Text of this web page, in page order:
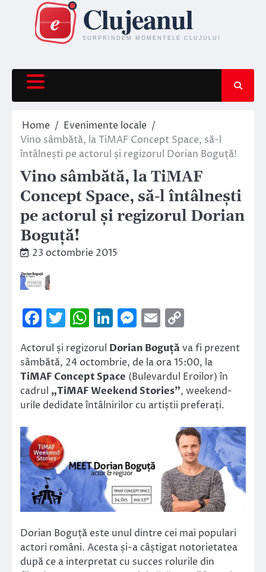
content
Home
Evenimente locale
Vino sâmbătă, la TiMAF Concept Space, să-l
întâlnești pe actorul și regizorul Dorian Boguță!
Vino sâmbătă, la TiMAF
Concept Space, să-l întâlnești
pe actorul și regizorul Dorian
Boguță!
23 octombrie 2015
Facebook
Twitter
WhatsApp
LinkedIn
Messenger
Email
Link
Actorul și regizorul Dorian Boguțăva fi prezent
sâmbătă, 24 octombrie, de la ora 15:00, la
TiMAF Concept Space (Bulevardul Eroilor) în
cadrul „TiMAF Weekend Stories”, weekend-
urile dedidate întâlnirilor cu artiștii preferați.
Dorian Boguță este unul dintre cei mai populari
actori români. Acesta și-a câștigat notorietatea
după ce a interpretat cu succes rolurile din